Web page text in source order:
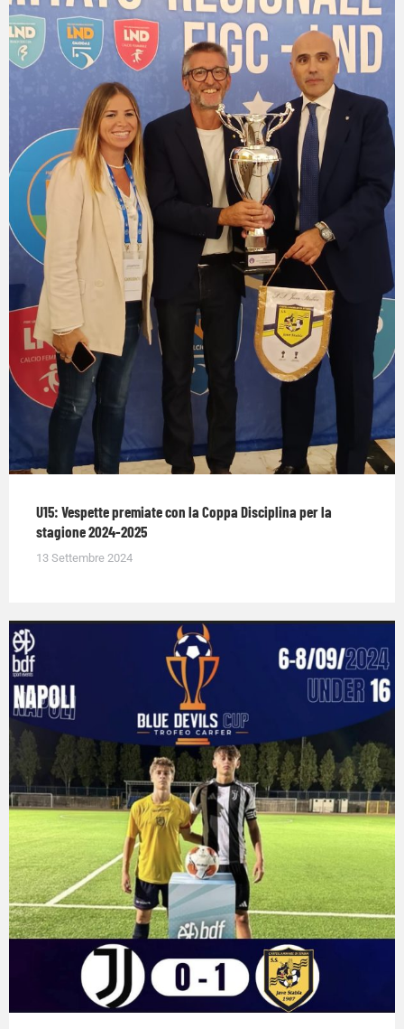
U15: Vespette premiate con la Coppa Disciplina per la
stagione 2024-2025
13 Settembre 2024